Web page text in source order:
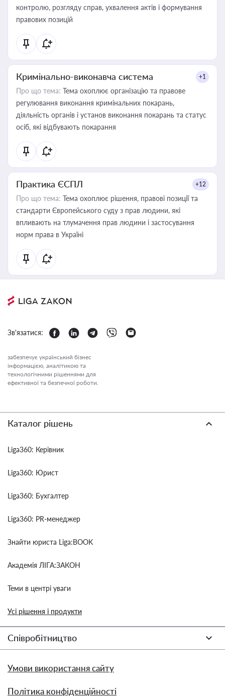
контролю, розгляду справ, ухвалення актів і формування
правових позицій
Кримінально-виконавча система +1
Про що тема: Тема охоплює організацію та правове
регулювання виконання кримінальних покарань,
діяльність органів і установ виконання покарань та статус
осіб, які відбувають покарання
Практика ЄСПЛ +12
Про що тема: Тема охоплює рішення, правові позиції та
стандарти Європейського суду з прав людини, які
впливають на тлумачення прав людини і застосування
норм права в Україні
Зв'язатися:
забезпечує український бізнес
інформацією, аналітикою та
технологічними рішеннями для
ефективної та безпечної роботи.
Каталог рішень
Liga360: Керівник
Liga360: Юрист
Liga360: Бухгалтер
Liga360: PR-менеджер
Знайти юриста Liga:BOOK
Академія ЛІГА:ЗАКОН
Теми в центрі уваги
Усі рішення і продукти
Співробітництво
Умови використання сайту
Політика конфіденційності